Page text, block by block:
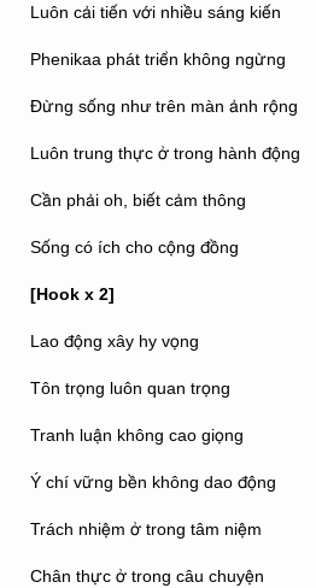
Luôn cải tiến với nhiều sáng kiến
Phenikaa phát triển không ngừng
Đừng sống như trên màn ảnh rộng
Luôn trung thực ở trong hành động
Cần phải oh, biết cảm thông
Sống có ích cho cộng đồng
[Hook x 2]
Lao động xây hy vọng
Tôn trọng luôn quan trọng
Tranh luận không cao giọng
Ý chí vững bền không dao động
Trách nhiệm ở trong tâm niệm
Chân thực ở trong câu chuyện